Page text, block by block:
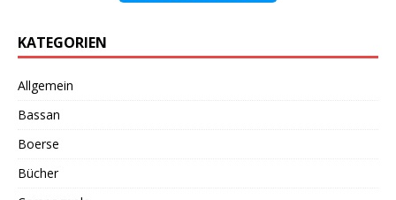
KATEGORIEN
Allgemein
Bassan
Boerse
Bücher